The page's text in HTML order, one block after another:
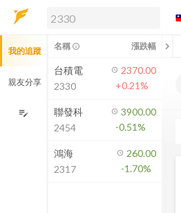
解鎖即時行情及進階功能
方案」，即可解鎖以下功能：
即時行情
即時市況與排行
成交金額熱力圖
前往方案訂閱
如何綁定合作券商
我的追蹤
親友分享
edit_note
名稱 info_outline 漲跌幅 chevron_left
台積電
2330
2370.00
+0.21%
聯發科
2454
3900.00
-0.51%
鴻海
2317
260.00
-1.70%